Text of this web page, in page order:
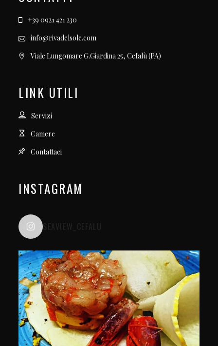
+39 0921 421 230
info@rivadelsole.com
Viale Lungomare G.Giardina 25, Cefalù (PA)
LINK UTILI
Servizi
Camere
Contattaci
INSTAGRAM